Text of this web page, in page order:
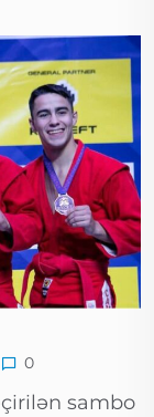
0
sambo